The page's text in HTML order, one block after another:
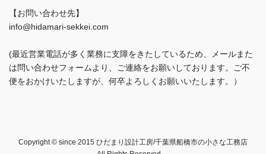
【お問い合わせ先】
info@hidamari-sekkei.com
(最近営業電話が多く業務に支障をきたしているため、メールまた
は問い合わせフォームより、ご連絡をお願いしております。ご不
便をおかけいたしますが、何卒よろしくお願いいたします。）
Copyright © since 2015 ひだまり設計工房/千葉県船橋市の小さな工務店